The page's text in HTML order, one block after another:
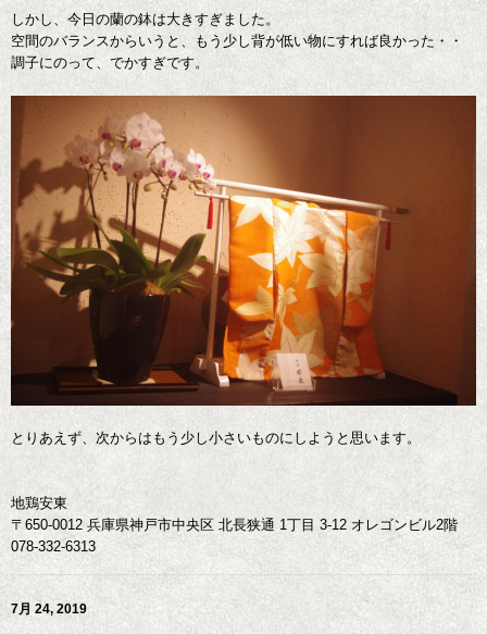
しかし、今日の蘭の鉢は大きすぎました。
空間のバランスからいうと、もう少し背が低い物にすれば良かった・・
調子にのって、でかすぎです。
とりあえず、次からはもう少し小さいものにしようと思います。
地鶏安東
〒650-0012 兵庫県神戸市中央区 北長狭通 1丁目 3-12 オレゴンビル2階
078-332-6313
7月 24, 2019